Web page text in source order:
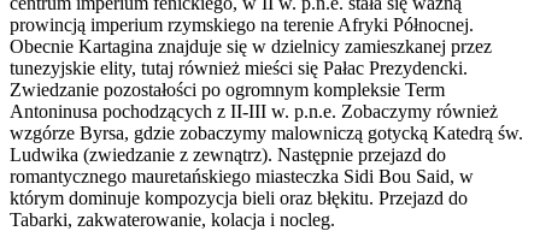
prowincją imperium rzymskiego na terenie Afryki Północnej.
Obecnie Kartagina znajduje się w dzielnicy zamieszkanej przez
tunezyjskie elity, tutaj również mieści się Pałac Prezydencki.
Zwiedzanie pozostałości po ogromnym kompleksie Term
Antoninusa pochodzących z II-III w. p.n.e. Zobaczymy również
wzgórze Byrsa, gdzie zobaczymy malowniczą gotycką Katedrą św.
Ludwika (zwiedzanie z zewnątrz). Następnie przejazd do
romantycznego mauretańskiego miasteczka Sidi Bou Said, w
którym dominuje kompozycja bieli oraz błękitu. Przejazd do
Tabarki, zakwaterowanie, kolacja i nocleg.